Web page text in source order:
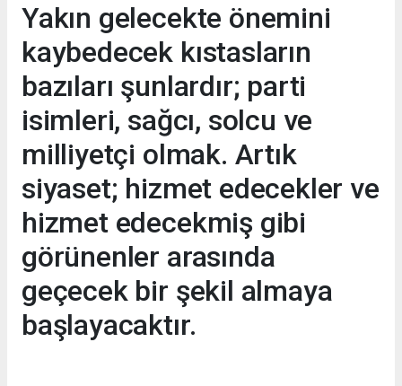
Yakın gelecekte önemini
kaybedecek kıstasların
bazıları şunlardır; parti
isimleri, sağcı, solcu ve
milliyetçi olmak. Artık
siyaset; hizmet edecekler ve
hizmet edecekmiş gibi
görünenler arasında
geçecek bir şekil almaya
başlayacaktır.